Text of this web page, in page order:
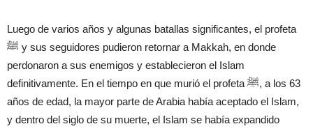
Luego de varios años y algunas batallas significantes, el profeta
ﷺ y sus seguidores pudieron retornar a Makkah, en donde
perdonaron a sus enemigos y establecieron el Islam
definitivamente. En el tiempo en que murió el profeta ﷺ, a los 63
años de edad, la mayor parte de Arabia había aceptado el Islam,
y dentro del siglo de su muerte, el Islam se había expandido